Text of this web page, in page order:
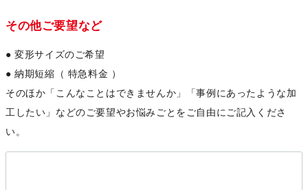
その他ご要望など
● 変形サイズのご希望
● 納期短縮（ 特急料金 ）
そのほか「こんなことはできませんか」「事例にあったような加
工したい」などのご要望やお悩みごとをご自由にご記入くださ
い。